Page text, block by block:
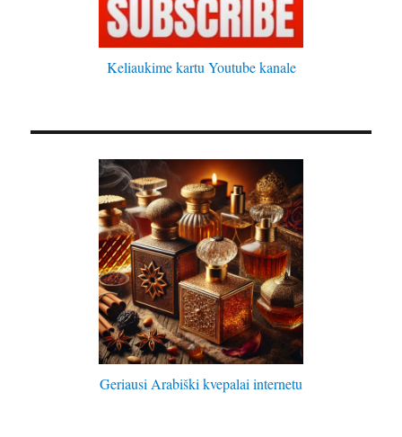
Keliaukime kartu Youtube kanale
Geriausi Arabiški kvepalai internetu